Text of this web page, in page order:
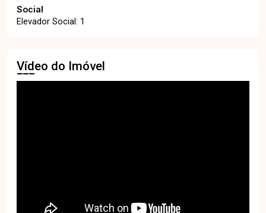
Social
Elevador Social: 1
Vídeo do Imóvel